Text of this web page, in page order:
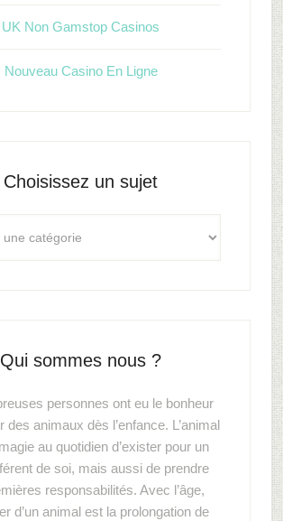
UK Non Gamstop Casinos
Nouveau Casino En Ligne
Choisissez un sujet
Qui sommes nous ?
personnes ont eu le bonheur
des animaux dès l’enfance. L’animal
au quotidien d’exister pour un
de soi, mais aussi de prendre
responsabilités. Avec l’âge,
d’un animal est la prolongation de